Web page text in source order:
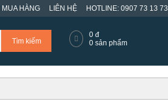
HÀNG LIÊN HỆ HOTLINE: 0907 73 13 73
Tìm kiếm
0 đ
0 sản phẩm